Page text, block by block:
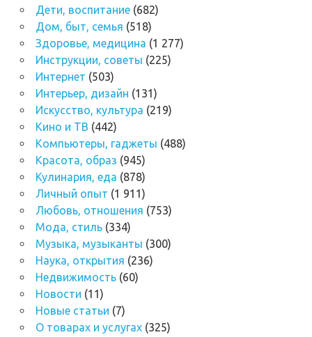
Дети, воспитание(682)
Дом, быт, семья (518)
Здоровье, медицина (1 277)
Инструкции, советы (225)
Интернет (503)
Интерьер, дизайн (131)
Искусство, культура (219)
Кино и ТВ (442)
Компьютеры, гаджеты (488)
Красота, образ (945)
Кулинария, еда (878)
Личный опыт (1 911)
Любовь, отношения (753)
Мода, стиль(334)
Музыка, музыканты (300)
Наука, открытия (236)
Недвижимость(60)
Новости (11)
Новые статьи (7)
О товарах и услугах(325)